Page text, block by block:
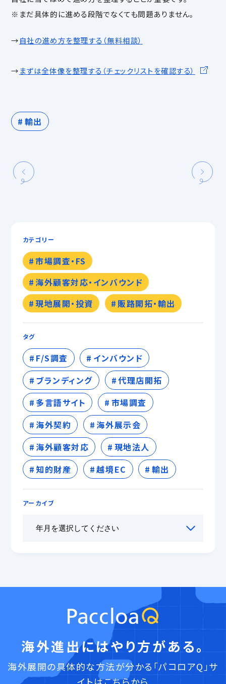
※まだ具体的に進める段階でなくても問題ありません。
→自社の進め方を整理する（無料相談）
→まずは全体像を整理する（チェックリストを確認する）
輸出
カテゴリー
市場調査・FS
海外顧客対応・インバウンド
現地展開・投資
販路開拓・輸出
タグ
F/S調査
インバウンド
ブランディング
代理店開拓
多言語サイト
市場調査
海外契約
海外展示会
海外顧客対応
現地法人
知的財産
越境EC 輸出
アーカイブ
海外進出にはやり方がある。
海外展開の具体的な方法が分かる「パコロアQ」サ
イトはこちらから